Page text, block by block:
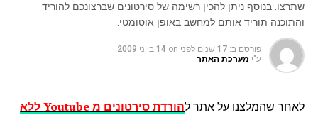
שתרצו. בנוסף ניתן להכין רשימה של סירטונים שברצונכם להוריד
והתוכנה תוריד אותם למחשב באופן אוטומטי.
פורסם ב: 17 שנים לפני on 14 ביוני 2009
ע"י מערכת האתר
לאחר שהמלצנו על אתר ל
הורדת סירטונים מ Youtube ללא